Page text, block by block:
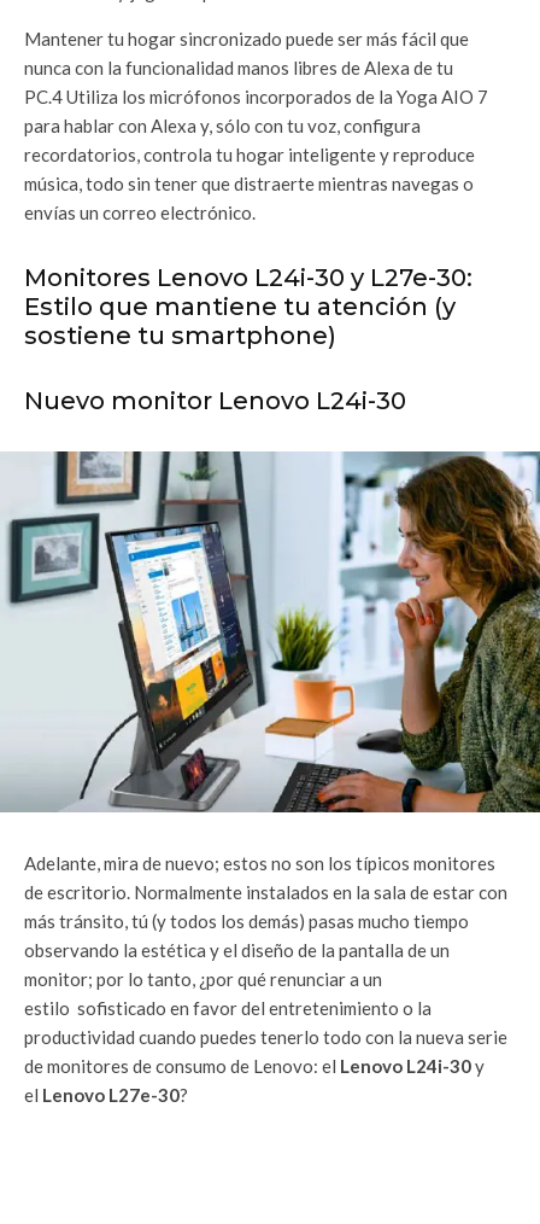
Mantener tu hogar sincronizado puede ser más fácil que
nunca con la funcionalidad manos libres de Alexa de tu
PC.4 Utiliza los micrófonos incorporados de la Yoga AIO 7
para hablar con Alexa y, sólo con tu voz, configura
recordatorios, controla tu hogar inteligente y reproduce
música, todo sin tener que distraerte mientras navegas o
envías un correo electrónico.
Monitores Lenovo L24i-30 y L27e-30:
Estilo que mantiene tu atención (y
sostiene tu smartphone)
Nuevo monitor Lenovo L24i-30
Adelante, mira de nuevo; estos no son los típicos monitores
de escritorio. Normalmente instalados en la sala de estar con
más tránsito, tú (y todos los demás) pasas mucho tiempo
observando la estética y el diseño de la pantalla de un
monitor; por lo tanto, ¿por qué renunciar a un
estilo sofisticado en favor del entretenimiento o la
productividad cuando puedes tenerlo todo con la nueva serie
de monitores de consumo de Lenovo: el Lenovo L24i-30y
el Lenovo L27e-30?